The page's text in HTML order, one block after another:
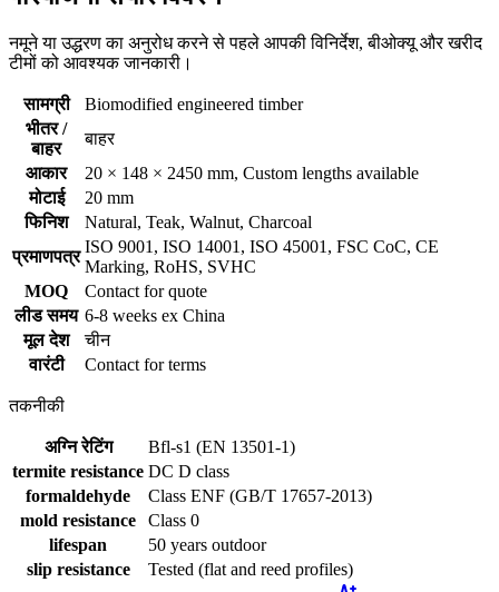
नमूने या उद्धरण का अनुरोध करने से पहले आपकी विनिर्देश, बीओक्यू और खरीद
टीमों को आवश्यक जानकारी।
सामग्री
Biomodified engineered timber
भीतर /
बाहर
बाहर
आकार
20 × 148 × 2450 mm, Custom lengths available
मोटाई
20 mm
फिनिश
Natural, Teak, Walnut, Charcoal
प्रमाणपत्र
ISO 9001, ISO 14001, ISO 45001, FSC CoC, CE
Marking, RoHS, SVHC
MOQ
Contact for quote
लीड समय 6-8 weeks ex China
मूल देश
चीन
वारंटी
Contact for terms
तकनीकी
अग्नि रेटिंग
Bfl-s1 (EN 13501-1)
termite resistance DC D class
formaldehyde
Class ENF (GB/T 17657-2013)
mold resistance
Class 0
lifespan
50 years outdoor
slip resistance
Tested (flat and reed profiles)